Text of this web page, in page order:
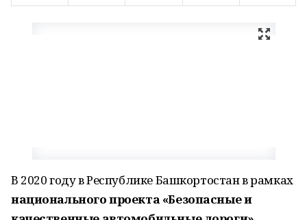
В 2020 году в Республике Башкортостан в рамках
национального проекта «Безопасные и